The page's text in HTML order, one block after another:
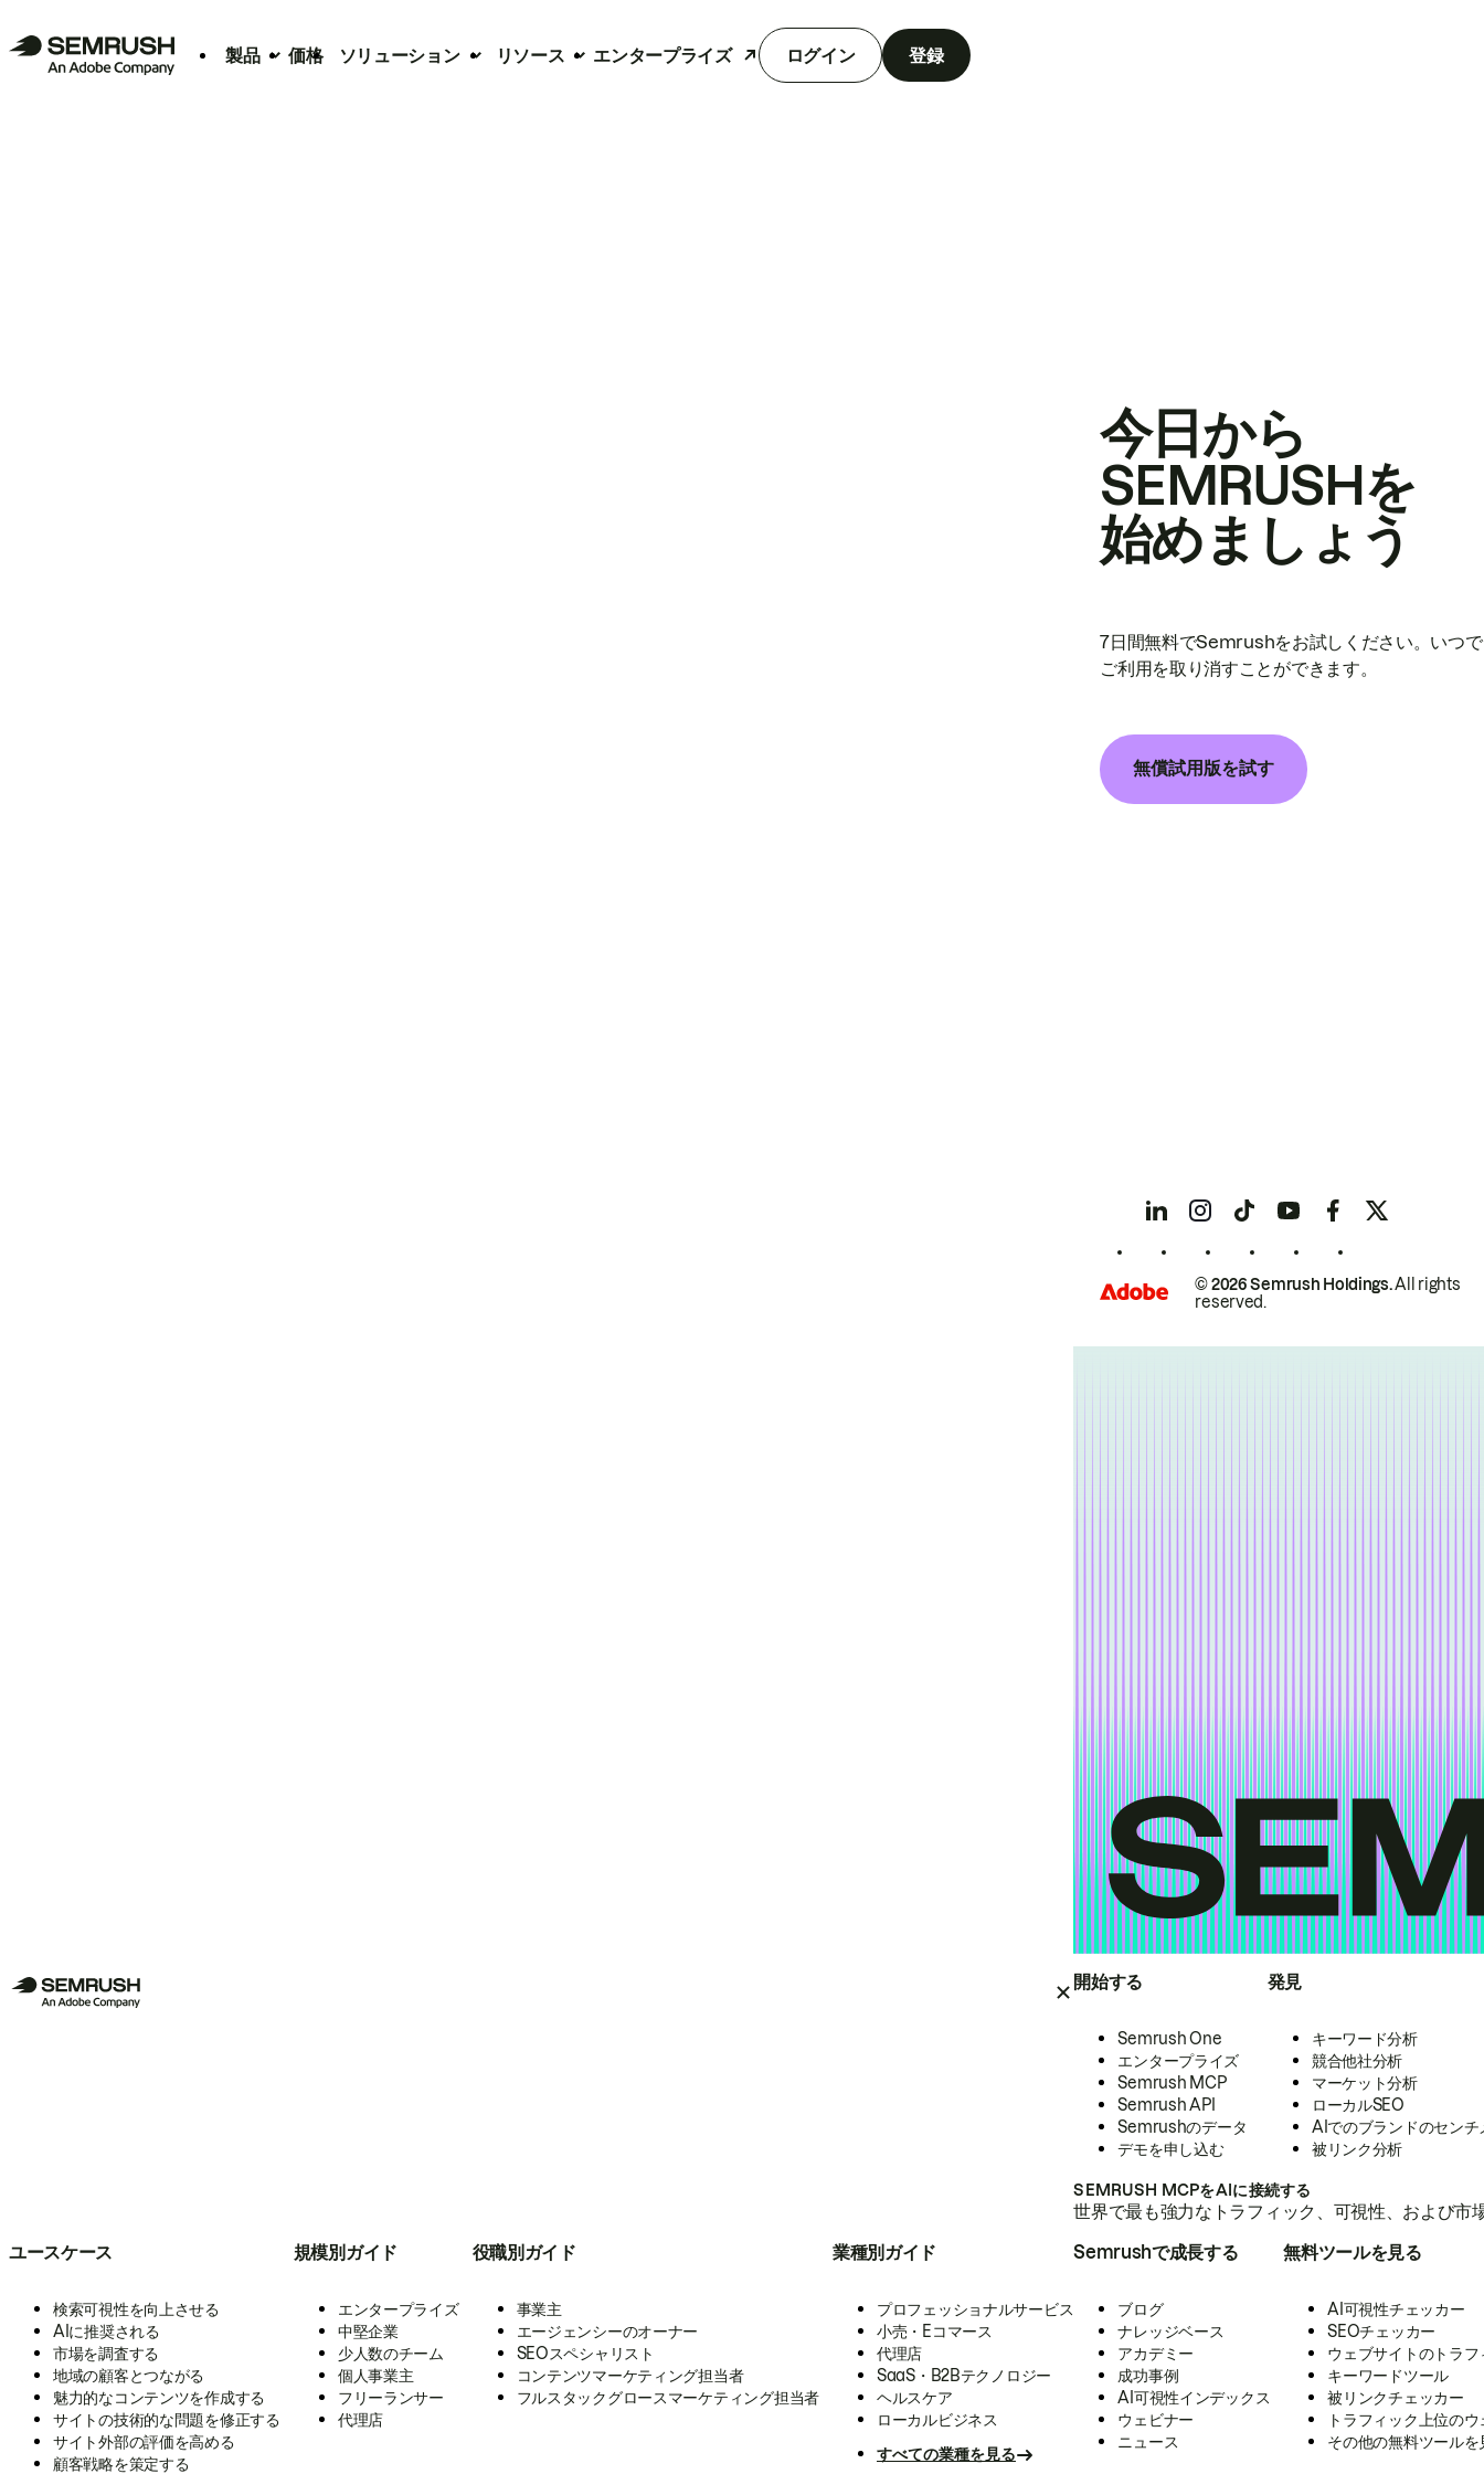
製品 価格 ソリューション リソース エンタープライズ ログイン 登録
開始する
Semrush One
エンタープライズ
Semrush MCP
Semrush API
Semrushのデータ
デモを申し込む
発見
キーワード分析
競合他社分析
マーケット分析
ローカルSEO
AIでのブランドのセンチ
被リンク分析
SEMRUSH MCPをAIに接続する
世界で最も強力なトラフィック、可視性、および
ユースケース
検索可視性を向上させる
AIに推奨される
市場を調査する
地域の顧客とつながる
魅力的なコンテンツを作成する
サイトの技術的な問題を修正する
サイト外部の評価を高める
顧客戦略を策定する
規模別ガイド
エンタープライズ
中堅企業
少人数のチーム
個人事業主
フリーランサー
代理店
役職別ガイド
事業主
エージェンシーのオーナー
SEOスペシャリスト
コンテンツマーケティング担当者
フルスタックグロースマーケティング担当者
業種別ガイド
プロフェッショナルサービス
小売・Eコマース
代理店
SaaS・B2Bテクノロジー
ヘルスケア
ローカルビジネス
すべての業種を見る
Semrushで成長する
ブログ
ナレッジベース
アカデミー
成功事例
AI可視性インデックス
ウェビナー
ニュース
無料ツールを見る
AI可視性チェッカー
SEOチェッカー
ウェブサイトのトラ
キーワードツール
被リンクチェッカー
トラフィック上位の
その他の無料ツールを
今日から
SEMRUSHを
始めましょう
7日間無料でSemrushをお試しください。いつ
ご利用を取り消すことができます。
無償試用版を試す
© 2026 Semrush Holdings.All rights
reserved.